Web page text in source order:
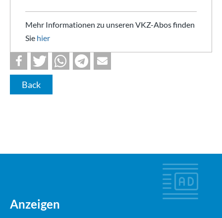
Mehr Informationen zu unseren VKZ-Abos finden
Sie hier
Back
Anzeigen